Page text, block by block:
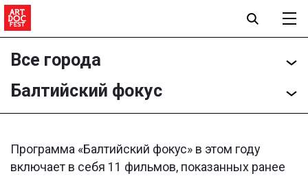
Все города
Балтийский фокус
Программа «Балтийский фокус» в этом году
включает в себя 11 фильмов, показанных ранее